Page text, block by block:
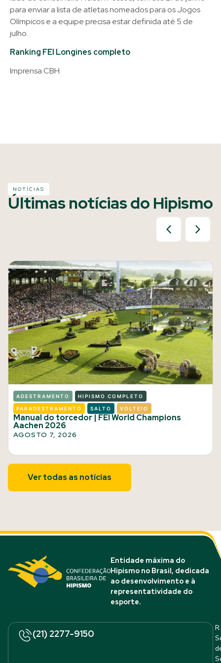
para enviar a lista de atletas nomeados para os Jogos
Olímpicos e a equipe precisa estar definida até 5 de
julho.
Ranking FEI Longines completo
Imprensa CBH
NOTÍCIAS
Últimas notícias do Hipismo
ADESTRAMENTO HIPISMO COMPLETO
PARADESTRAMENTO SALTO VOLTEIO
Manual do torcedor | FEI World Champions
Aachen 2026
AGOSTO 7, 2026
Ver todas as notícias
Entidade máxima do
Hipismo no Brasil, dedicada
ao desenvolvimento e à
representatividade do
esporte.
(21) 2277-9150
R.